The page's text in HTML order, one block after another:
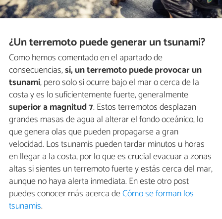
¿Un terremoto puede generar un tsunami?
Como hemos comentado en el apartado de
consecuencias,sí, un terremoto puede provocar un
tsunami, pero solo si ocurre bajo el mar o cerca de la
costa y es lo suficientemente fuerte, generalmente
superior a magnitud 7. Estos terremotos desplazan
grandes masas de agua al alterar el fondo oceánico, lo
que genera olas que pueden propagarse a gran
velocidad. Los tsunamis pueden tardar minutos u horas
en llegar a la costa, por lo que es crucial evacuar a zonas
altas si sientes un terremoto fuerte y estás cerca del mar,
aunque no haya alerta inmediata. En este otro post
puedes conocer más acerca deCómo se forman los
tsunamis.